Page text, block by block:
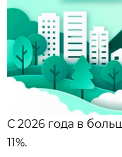
С 2026 года в
11%.